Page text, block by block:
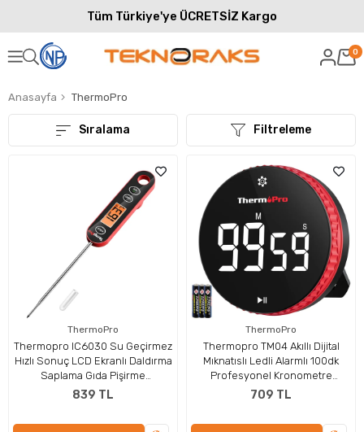
Tüm Türkiye'ye ÜCRETSİZ Kargo
0
Anasayfa ThermoPro
Filtreleme
Sıralama
ThermoPro
Thermopro IC6030 Su Geçirmez
Hızlı Sonuç LCD Ekranlı Daldırma
Saplama Gıda Pişirme
Termometresi
839 TL
ThermoPro
Thermopro TM04 Akıllı Dijital
Mıknatıslı Ledli Alarmlı 100dk
Profesyonel Kronometre
Zamanlayıcı
709 TL